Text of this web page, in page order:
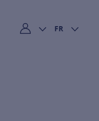
Mon compte
FR